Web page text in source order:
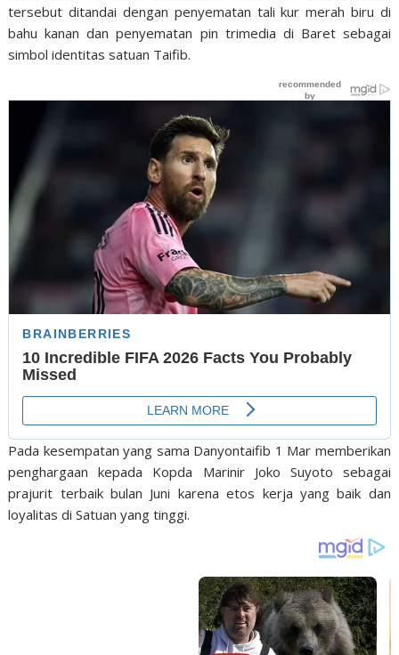
tersebut ditandai dengan penyematan tali kur merah biru di
bahu kanan dan penyematan pin trimedia di Baret sebagai
simbol identitas satuan Taifib.
Pada kesempatan yang sama Danyontaifib 1 Mar memberikan
penghargaan kepada Kopda Marinir Joko Suyoto sebagai
prajurit terbaik bulan Juni karena etos kerja yang baik dan
loyalitas di Satuan yang tinggi.